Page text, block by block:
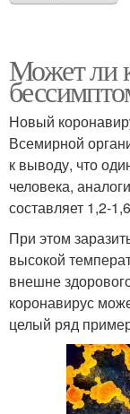
Может ли
Новый
Всемирной
к выводу, что
человека,
составляет 1,2-
При этом
высокой
внешне
коронавирус
целый ряд